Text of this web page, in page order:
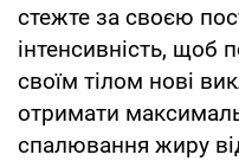
стежте за своєю
інтенсивність, щоб
своїм тілом нові
отримати
спалювання жиру